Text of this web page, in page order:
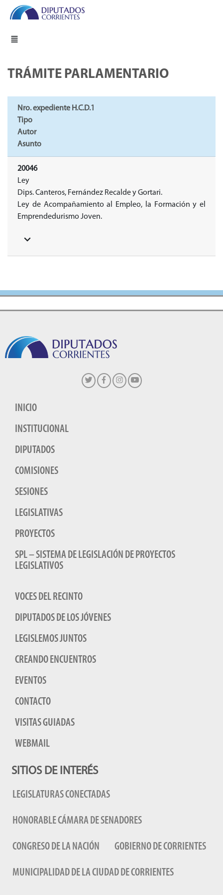
TRÁMITE PARLAMENTARIO
Nro. expediente H.C.D.1
Tipo
Autor
Asunto
20046
Ley
Dips. Canteros, Fernández Recalde y Gortari.
Ley de Acompañamiento al Empleo, la Formación y el
Emprendedurismo Joven.
INICIO
INSTITUCIONAL
DIPUTADOS
COMISIONES
SESIONES
LEGISLATIVAS
PROYECTOS
SPL – SISTEMA DE LEGISLACIÓN DE PROYECTOS
LEGISLATIVOS
VOCES DEL RECINTO
DIPUTADOS DE LOS JÓVENES
LEGISLEMOS JUNTOS
CREANDO ENCUENTROS
EVENTOS
CONTACTO
VISITAS GUIADAS
WEBMAIL
SITIOS DE INTERÉS
LEGISLATURAS CONECTADAS
HONORABLE CÁMARA DE SENADORES
CONGRESO DE LA NACIÓN GOBIERNO DE CORRIENTES
MUNICIPALIDAD DE LA CIUDAD DE CORRIENTES